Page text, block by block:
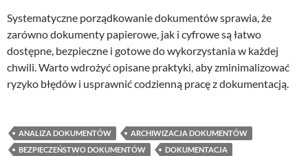
Systematyczne porządkowanie dokumentów sprawia, że
zarówno dokumenty papierowe, jak i cyfrowe są łatwo
dostępne, bezpieczne i gotowe do wykorzystania w każdej
chwili. Warto wdrożyć opisane praktyki, aby zminimalizować
ryzyko błędów i usprawnić codzienną pracę z dokumentacją.
ANALIZA DOKUMENTÓW
ARCHIWIZACJA DOKUMENTÓW
BEZPIECZEŃSTWO DOKUMENTÓW
DOKUMENTACJA